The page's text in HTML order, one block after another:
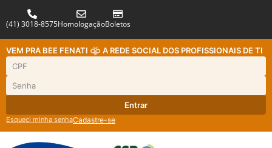
(41) 3018-8575HomologaçãoBoletos
VEM PRA BEE FENATI A REDE SOCIAL DOS PROFISSIONAIS DE TI
Entrar
Esqueci minha senhaCadastre-se